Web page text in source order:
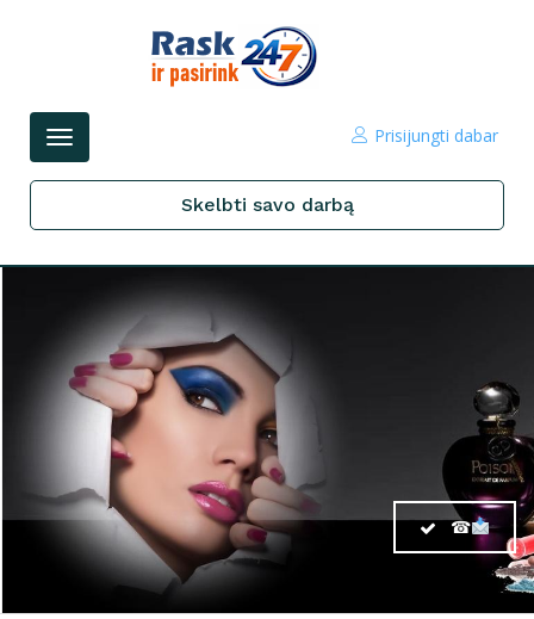
Perjungti
Prisijungti dabar
Skelbti savo darbą
☎